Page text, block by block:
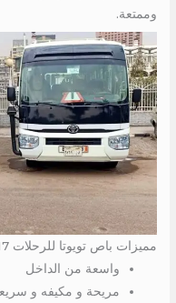
وممتعة.
مميزات باص تويوتا للرحلات 01503641917 / ايجار تويوتا داخل القاهرة
واسعة من الداخل
مريحة و مكيفه و